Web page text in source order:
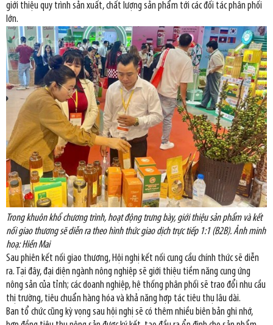
giới thiệu quy trình sản xuất, chất lượng sản phẩm tới các đối tác phân phối
lớn.
Trong khuôn khổ chương trình, hoạt động trưng bày, giới thiệu sản phẩm và kết
nối giao thương sẽ diễn ra theo hình thức giao dịch trực tiếp 1:1 (B2B). Ảnh minh
hoạ: Hiền Mai
Sau phiên kết nối giao thương, Hội nghị kết nối cung cầu chính thức sẽ diễn
ra. Tại đây, đại diện ngành nông nghiệp sẽ giới thiệu tiềm năng cung ứng
nông sản của tỉnh; các doanh nghiệp, hệ thống phân phối sẽ trao đổi nhu cầu
thị trường, tiêu chuẩn hàng hóa và khả năng hợp tác tiêu thụ lâu dài.
Ban tổ chức cũng kỳ vọng sau hội nghị sẽ có thêm nhiều biên bản ghi nhớ,